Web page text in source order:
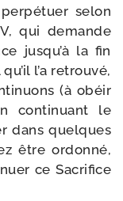
selon
qui demande
jusqu’à la fin
l’a retrou­vé,
(à obéir
conti­nuant le
dans quelques
être ordon­né,
ce Sacrifice